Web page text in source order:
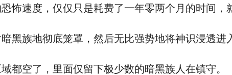
速度，仅仅只是耗费了一年零两个月的时间，
族地彻底笼罩，然后无比强势地将神识浸透进
空了，里面仅留下极少数的暗黑族人在镇守。